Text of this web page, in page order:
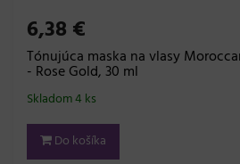
6,38 €
Tónujúca maska na vlasy
- Rose Gold, 30 ml
Skladom 4 ks
Do košíka